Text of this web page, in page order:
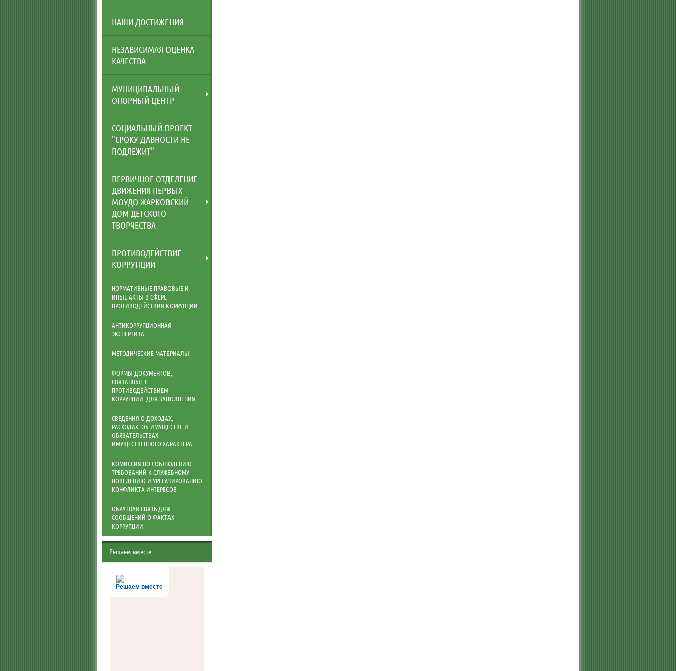
НАШИ ДОСТИЖЕНИЯ
НЕЗАВИСИМАЯ ОЦЕНКА
КАЧЕСТВА
МУНИЦИПАЛЬНЫЙ
ОПОРНЫЙ ЦЕНТР
СОЦИАЛЬНЫЙ ПРОЕКТ
"СРОКУ ДАВНОСТИ НЕ
ПОДЛЕЖИТ"
ПЕРВИЧНОЕ ОТДЕЛЕНИЕ
ДВИЖЕНИЯ ПЕРВЫХ
МОУДО ЖАРКОВСКИЙ
ДОМ ДЕТСКОГО
ТВОРЧЕСТВА
ПРОТИВОДЕЙСТВИЕ
КОРРУПЦИИ
НОРМАТИВНЫЕ ПРАВОВЫЕ И
ИНЫЕ АКТЫ В СФЕРЕ
ПРОТИВОДЕЙСТВИЯ КОРРУПЦИИ
АНТИКОРРУПЦИОННАЯ
ЭКСПЕРТИЗА
МЕТОДИЧЕСКИЕ МАТЕРИАЛЫ
ФОРМЫ ДОКУМЕНТОВ,
СВЯЗАННЫЕ С
ПРОТИВОДЕЙСТВИЕМ
КОРРУПЦИИ, ДЛЯ ЗАПОЛНЕНИЯ
СВЕДЕНИЯ О ДОХОДАХ,
РАСХОДАХ, ОБ ИМУЩЕСТВЕ И
ОБЯЗАТЕЛЬСТВАХ
ИМУЩЕСТВЕННОГО ХАРАКТЕРА
КОМИССИЯ ПО СОБЛЮДЕНИЮ
ТРЕБОВАНИЙ К СЛУЖЕБНОМУ
ПОВЕДЕНИЮ И УРЕГУЛИРОВАНИЮ
КОНФЛИКТА ИНТЕРЕСОВ
ОБРАТНАЯ СВЯЗЬ ДЛЯ
СООБЩЕНИЙ О ФАКТАХ
КОРРУПЦИИ
Решаем вместе
Решаем вместе